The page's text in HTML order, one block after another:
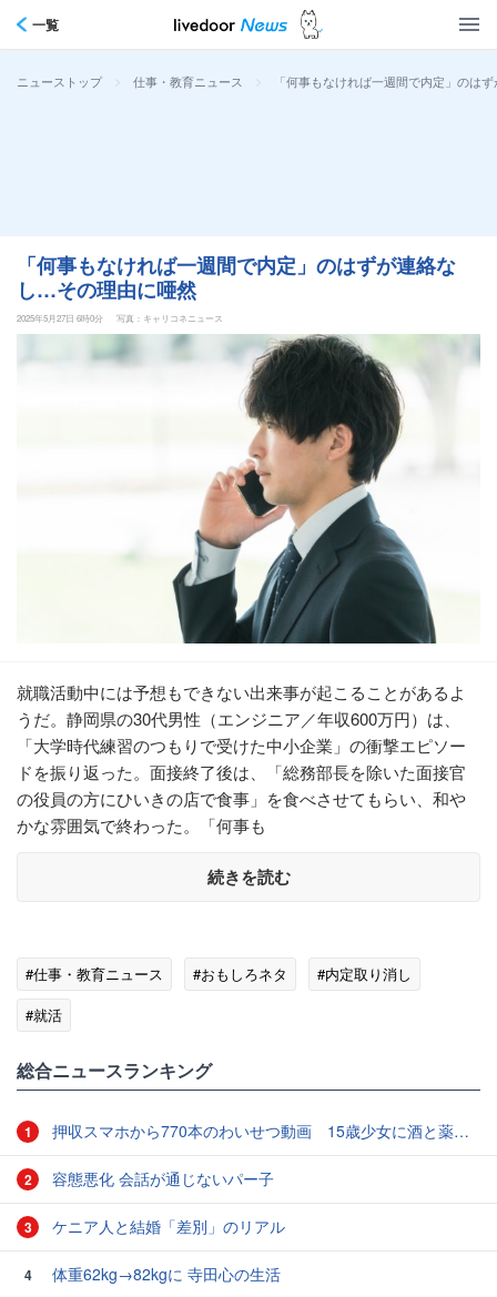
一覧
ニューストップ > 仕事・教育ニュース > 「何事もなければ一週間で内定」のは
「何事もなければ一週間で内定」のはずが連絡な
し…その理由に唖然
2025年5月27日 6時0分 写真：キャリコネニュース
就職活動中には予想もできない出来事が起こることがあるよ
うだ。静岡県の30代男性（エンジニア／年収600万円）は、
「大学時代練習のつもりで受けた中小企業」の衝撃エピソー
ドを振り返った。面接終了後は、「総務部長を除いた面接官
の役員の方にひいきの店で食事」を食べさせてもらい、和や
かな雰囲気で終わった。「何事も
続きを読む
#仕事・教育ニュース #おもしろネタ
#内定取り消し
#就活
総合ニュースランキング
1 押収スマホから770本のわいせつ動画 15歳少女に酒と薬飲ませ性的暴行か 54歳男を再逮捕 「薬もありますよ」とSNSで誘い出し
2 容態悪化 会話が通じないパー子
3 ケニア人と結婚「差別」のリアル
4 体重62kg→82kgに 寺田心の生活